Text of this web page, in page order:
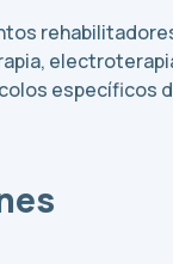
específicos